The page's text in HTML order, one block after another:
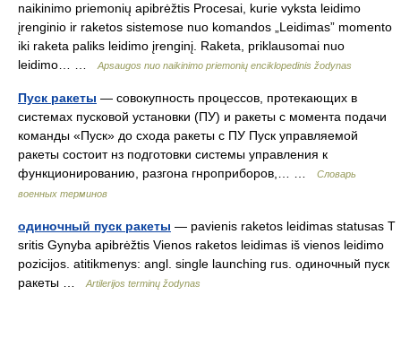
naikinimo priemonių apibrėžtis Procesai, kurie vyksta leidimo
įrenginio ir raketos sistemose nuo komandos „Leidimas” momento
iki raketa paliks leidimo įrenginį. Raketa, priklausomai nuo
leidimo… …
Apsaugos nuo naikinimo priemonių enciklopedinis žodynas
Пуск ракеты — совокупность процессов, протекающих в
системах пусковой установки (ПУ) и ракеты с момента подачи
команды «Пуск» до схода ракеты с ПУ Пуск управляемой
ракеты состоит нз подготовки системы управления к
функционированию, разгона гнроприборов,… …
Словарь
военных терминов
одиночный пуск ракеты — pavienis raketos leidimas statusas T
sritis Gynyba apibrėžtis Vienos raketos leidimas iš vienos leidimo
pozicijos. atitikmenys: angl. single launching rus. одиночный пуск
ракеты …
Artilerijos terminų žodynas